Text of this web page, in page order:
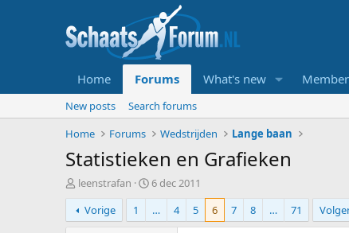
Home Forums What's new
New posts
Search forums
Home
Forums Wedstrijden Lange baan
Statistieken en Grafieken
T
o
p
i
leenstrafan
S
t
a
r
6 dec 2011
Vorige
1 … 4 5 6 7 8 … 71